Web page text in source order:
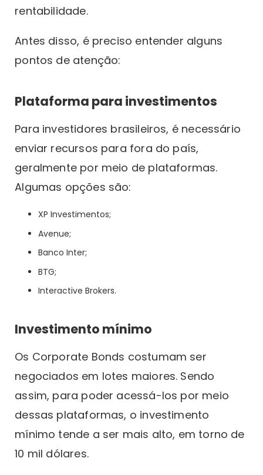
rentabilidade.
Antes disso, é preciso entender alguns
pontos de atenção:
Plataforma para investimentos
Para investidores brasileiros, é necessário
enviar recursos para fora do país,
geralmente por meio de plataformas.
Algumas opções são:
XP Investimentos;
Avenue;
Banco Inter;
BTG;
Interactive Brokers.
Investimento mínimo
Os Corporate Bonds costumam ser
negociados em lotes maiores. Sendo
assim, para poder acessá-los por meio
dessas plataformas, o investimento
mínimo tende a ser mais alto, em torno de
10 mil dólares.